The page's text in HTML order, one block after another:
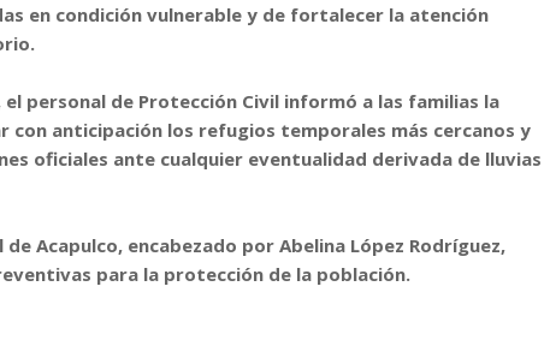
en condición vulnerable y de fortalecer la atención
personal de Protección Civil informó a las familias la
con anticipación los refugios temporales más cercanos y
oficiales ante cualquier eventualidad derivada de lluvias
de Acapulco, encabezado por Abelina López Rodríguez,
para la protección de la población.